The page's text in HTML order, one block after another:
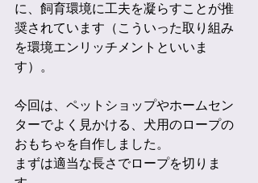
に、飼育環境に工夫を凝らすことが推
奨されています（こういった取り組み
を環境エンリッチメントといいま
す）。
今回は、ペットショップやホームセン
ターでよく見かける、犬用のロープの
おもちゃを自作しました。
まずは適当な長さでロープを切りま